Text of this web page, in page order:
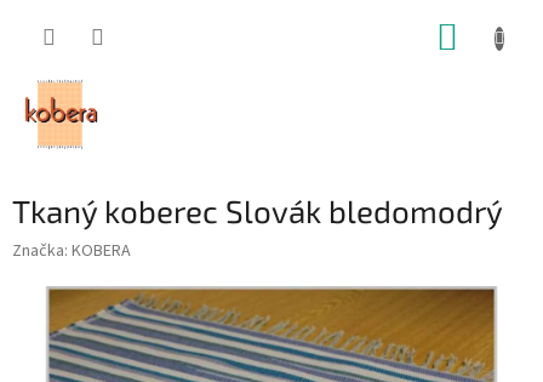
Tkaný koberec Slovák bledomodrý
Značka: KOBERA